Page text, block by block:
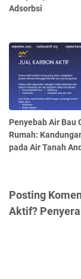
Adsorbsi
Penyebab Air Bau
Rumah:
pada Air Tanah
Posting
Aktif?